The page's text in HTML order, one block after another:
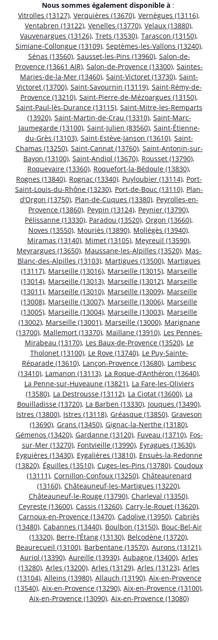
Nous sommes également disponible à :
Vitrolles (13127), Verquières (13670), Vernègues (13116),
Ventabren (13122), Venelles (13770), Velaux (13880),
Vauvenargues (13126), Trets (13530), Tarascon (13150),
Simiane-Collongue (13109), Septèmes-les-Vallons (13240),
Sénas (13560), Sausset-les-Pins (13960), Salon-de-
Provence (13661 AIR), Salon-de-Provence (13300), Saintes-
Maries-de-la-Mer (13460), Saint-Victoret (13730), Saint-
Victoret (13700), Saint-Savournin (13119), Saint-Rémy-de-
Provence (13210), Saint-Pierre-de-Mézoargues (13150),
Saint-Paul-lès-Durance (13115), Saint-Mitre-les-Remparts
(13920), Saint-Martin-de-Crau (13310), Saint-Marc-
Jaumegarde (13100), Saint-Julien (83560), Saint-Étienne-
du-Grès (13103), Saint-Estève-Janson (13610), Saint-
Chamas (13250), Saint-Cannat (13760), Saint-Antonin-sur-
Bayon (13100), Saint-Andiol (13670), Rousset (13790),
Roquevaire (13360), Roquefort-la-Bédoule (13830),
Rognes (13840), Rognac (13340), Puyloubier (13114), Port-
Saint-Louis-du-Rhône (13230), Port-de-Bouc (13110), Plan-
d’Orgon (13750), Plan-de-Cuques (13380), Peyrolles-en-
Provence (13860), Peypin (13124), Peynier (13790),
Pélissanne (13330), Paradou (13520), Orgon (13660),
Noves (13550), Mouriès (13890), Mollégès (13940),
Miramas (13140), Mimet (13105), Meyreuil (13590),
Meyrargues (13650), Maussane-les-Alpilles (13520), Mas-
Blanc-des-Alpilles (13103), Martigues (13500), Martigues
(13117), Marseille (13016), Marseille (13015), Marseille
(13014), Marseille (13013), Marseille (13012), Marseille
(13011), Marseille (13010), Marseille (13009), Marseille
(13008), Marseille (13007), Marseille (13006), Marseille
(13005), Marseille (13004), Marseille (13003), Marseille
(13002), Marseille (13001), Marseille (13000), Marignane
(13700), Mallemort (13370), Maillane (13910), Les Pennes-
Mirabeau (13170), Les Baux-de-Provence (13520), Le
Tholonet (13100), Le Rove (13740), Le Puy-Sainte-
Réparade (13610), Lançon-Provence (13680), Lambesc
(13410), Lamanon (13113), La Roque-d’Anthéron (13640),
La Penne-sur-Huveaune (13821), La Fare-les-Oliviers
(13580), La Destrousse (13112), La Ciotat (13600), La
Bouilladisse (13720), La Barben (13330), Jouques (13490),
Istres (13800), Istres (13118), Gréasque (13850), Graveson
(13690), Grans (13450), Gignac-la-Nerthe (13180),
Gémenos (13420), Gardanne (13120), Fuveau (13710), Fos-
sur-Mer (13270), Fontvieille (13990), Eyragues (13630),
Eyguières (13430), Eygalières (13810), Ensuès-la-Redonne
(13820), Éguilles (13510), Cuges-les-Pins (13780), Coudoux
(13111), Cornillon-Confoux (13250), Châteaurenard
(13160), Châteauneuf-les-Martigues (13220),
Châteauneuf-le-Rouge (13790), Charleval (13350),
Ceyreste (13600), Cassis (13260), Carry-le-Rouet (13620),
Carnoux-en-Provence (13470), Cadolive (13950), Cabriès
(13480), Cabannes (13440), Boulbon (13150), Bouc-Bel-Air
(13320), Berre-l’Étang (13130), Belcodène (13720),
Beaurecueil (13100), Barbentane (13570), Aurons (13121),
Auriol (13390), Aureille (13930), Aubagne (13400), Arles
(13280), Arles (13200), Arles (13129), Arles (13123), Arles
(13104), Alleins (13980), Allauch (13190), Aix-en-Provence
(13540), Aix-en-Provence (13290), Aix-en-Provence (13100),
Aix-en-Provence (13090), Aix-en-Provence (13080)